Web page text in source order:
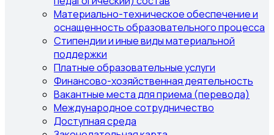
Материально-техническое обеспечение и
оснащенность образовательного процесса
Стипендии и иные виды материальной
поддержки
Платные образовательные услуги
Финансово-хозяйственная деятельность
Вакантные места для приема (перевода)
Международное сотрудничество
Доступная среда